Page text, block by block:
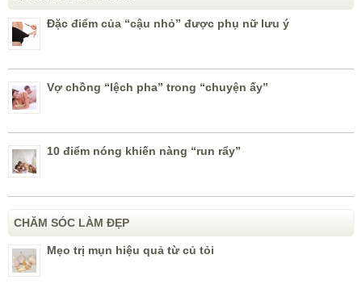
Đặc điểm của “cậu nhỏ” được phụ nữ lưu ý
Vợ chồng “lệch pha” trong “chuyện ấy”
10 điểm nóng khiến nàng “run rẩy”
CHĂM SÓC LÀM ĐẸP
Mẹo trị mụn hiệu quả từ củ tỏi